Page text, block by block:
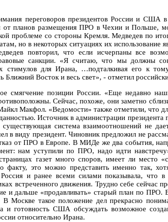
переговоров президентов России и США
от планов размещения ПРО в Чехии и Польше,
проблеме со стороны Кремля. Медведев по
но в некоторых ситуациях их использование
повторил, что если исчерпаны все
санкции. «Я считаю, что мы должны
стимулов для Ирана, …подталкивая его к
Ближний Восток и весь свет», - отметил
смягчение позиции России. «Еще недавно
Сейчас, похоже, они заметно
Макфол. «Ведомости» также отметили, что
Источник в администрации президента
система взаимоотношений не
в виду президент. Чиновник предложил не
от ПРО в Европе. В МИДе же два события,
нам уступили по ПРО, надо идти
газет много споров, имеет ли место
это можно представить именно так,
и ранее всеми силами показывала, что
встреченного движения. Трудно себе сейчас
и дальше «продавливать» старый план по ПРО.
Москве такое положение дел прекрасно
и готовность США обсуждать возможное
относительно Ирана.